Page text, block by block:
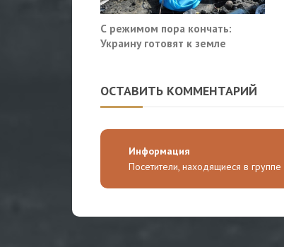
С режимом пора кончать:
Украину готовят к земле
ОСТАВИТЬ КОММЕНТАРИЙ
Информация
Посетители, находящиеся в группе